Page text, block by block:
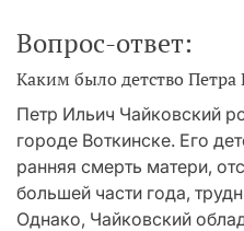
Вопрос-ответ:
Каким было детство Петра
Петр Ильич Чайковский
городе Воткинске. Его
ранняя смерть матери,
большей части года,
Однако, Чайковский